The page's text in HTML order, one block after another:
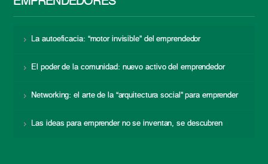
La autoeficacia: “motor invisible” del emprendedor
El poder de la comunidad: nuevo activo del emprendedor
Networking: el arte de la “arquitectura social” para emprender
Las ideas para emprender no se inventan, se descubren